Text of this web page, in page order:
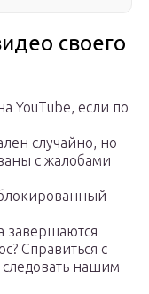
своего
YouTube, если по
случайно, но
с жалобами
завершаются
Справиться с
нашим